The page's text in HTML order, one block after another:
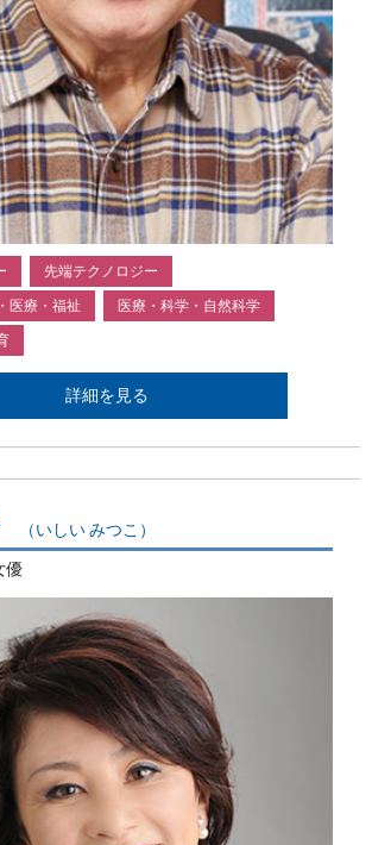
先端テクノロジー
医療・福祉 医療・科学・自然科学
詳細を見る
（いしい みつこ）
優